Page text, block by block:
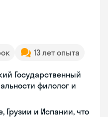
13 лет опыта
Государственный
филолог и
Грузии и Испании, что